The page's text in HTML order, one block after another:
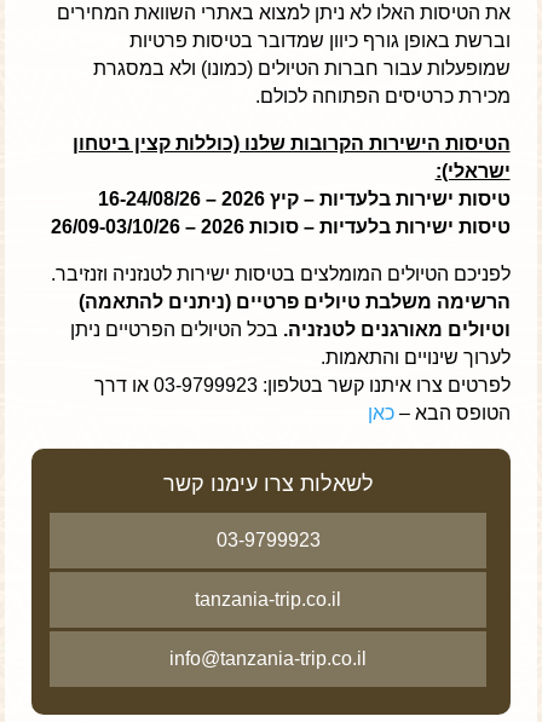
את הטיסות האלו לא ניתן למצוא באתרי השוואת המחירים
וברשת באופן גורף כיוון שמדובר בטיסות פרטיות
שמופעלות עבור חברות הטיולים (כמונו) ולא במסגרת
מכירת כרטיסים הפתוחה לכולם.
הטיסות הישירות הקרובות שלנו (כוללות קצין ביטחון
ישראלי):
טיסות ישירות בלעדיות – קיץ 2026 – 16-24/08/26
טיסות ישירות בלעדיות – סוכות 2026 – 26/09-03/10/26
לפניכם הטיולים המומלצים בטיסות ישירות לטנזניה וזנזיבר.
הרשימה משלבת טיולים פרטיים (ניתנים להתאמה)
וטיולים מאורגנים לטנזניה. בכל הטיולים הפרטיים ניתן
לערוך שינויים והתאמות.
לפרטים צרו איתנו קשר בטלפון: 03-9799923 או דרך
הטופס הבא –כאן
לשאלות צרו עימנו קשר
03-9799923
tanzania-trip.co.il
info@tanzania-trip.co.il